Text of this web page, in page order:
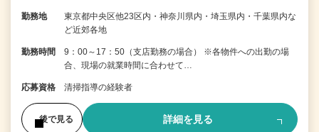
勤務地
東京都中央区他23区内・神奈川県内・埼玉県内・千葉県内な
ど近郊各地
勤務時間
9：00～17：50（支店勤務の場合） ※各物件への出勤の場
合、現場の就業時間に合わせて…
応募資格 清掃指導の経験者
後で見る 詳細を見る